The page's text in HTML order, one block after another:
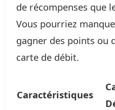
de récompenses que
Vous pourriez
gagner des points ou
carte de débit.
Caractéristiques